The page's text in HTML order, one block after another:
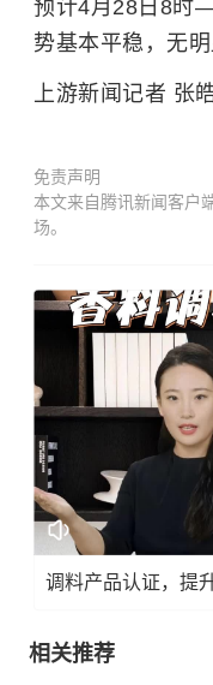
预计4月28日8时
势基本平稳，无明
上游新闻记者 张
免责声明
本文来自腾讯新闻客户
场。
调料产品认证，提
相关推荐